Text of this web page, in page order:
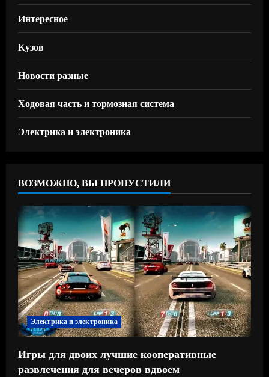
Интересное
Кузов
Новости разные
Ходовая часть и тормозная система
Электрика и электроника
ВОЗМОЖНО, ВЫ ПРОПУСТИЛИ
Электрика и электроника
Игры для двоих лучшие кооперативные
развлечения для вечеров вдвоем